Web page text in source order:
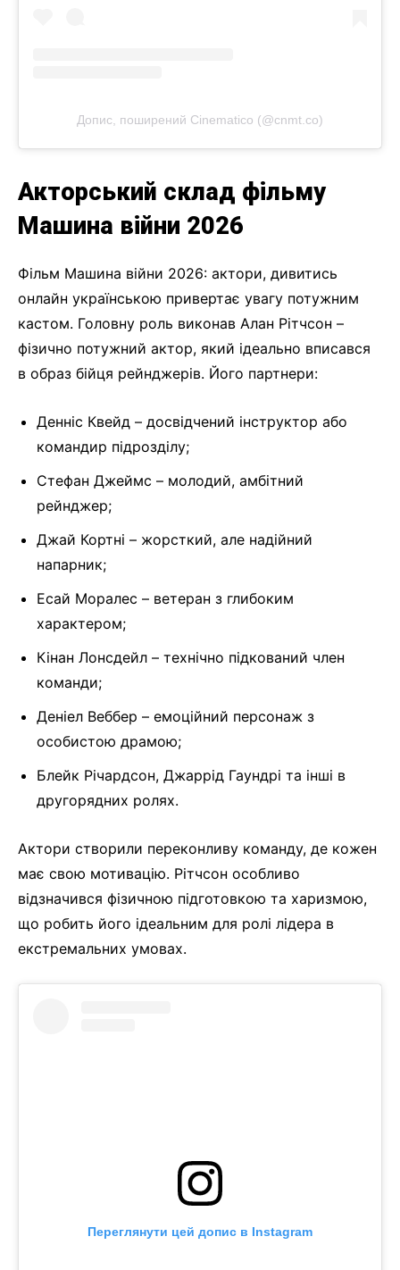
Допис, поширений Cinematico (@cnmt.co)
Акторський склад фільму
Машина війни 2026
Фільм Машина війни 2026: актори, дивитись
онлайн українською привертає увагу потужним
кастом. Головну роль виконав Алан Рітчсон –
фізично потужний актор, який ідеально вписався
в образ бійця рейнджерів. Його партнери:
Денніс Квейд – досвідчений інструктор або
командир підрозділу;
Стефан Джеймс – молодий, амбітний
рейнджер;
Джай Кортні – жорсткий, але надійний
напарник;
Есай Моралес – ветеран з глибоким
характером;
Кінан Лонсдейл – технічно підкований член
команди;
Деніел Веббер – емоційний персонаж з
особистою драмою;
Блейк Річардсон, Джаррід Гаундрі та інші в
другорядних ролях.
Актори створили переконливу команду, де кожен
має свою мотивацію. Рітчсон особливо
відзначився фізичною підготовкою та харизмою,
що робить його ідеальним для ролі лідера в
екстремальних умовах.
Переглянути цей допис в Instagram